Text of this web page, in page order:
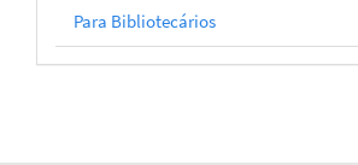
Para Bibliotecários